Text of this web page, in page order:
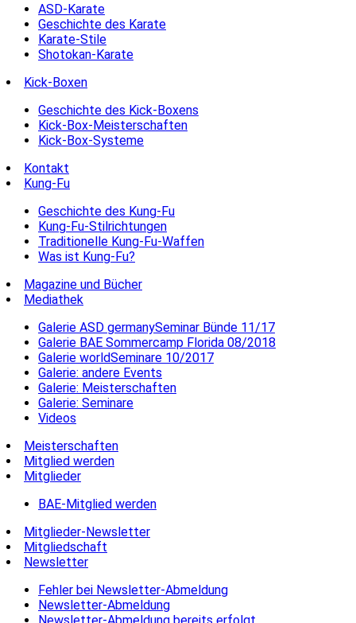
ASD-Karate
Geschichte des Karate
Karate-Stile
Shotokan-Karate
Kick-Boxen
Geschichte des Kick-Boxens
Kick-Box-Meisterschaften
Kick-Box-Systeme
Kontakt
Kung-Fu
Geschichte des Kung-Fu
Kung-Fu-Stilrichtungen
Traditionelle Kung-Fu-Waffen
Was ist Kung-Fu?
Magazine und Bücher
Mediathek
Galerie ASD germanySeminar Bünde 11/17
Galerie BAE Sommercamp Florida 08/2018
Galerie worldSeminare 10/2017
Galerie: andere Events
Galerie: Meisterschaften
Galerie: Seminare
Videos
Meisterschaften
Mitglied werden
Mitglieder
BAE-Mitglied werden
Mitglieder-Newsletter
Mitgliedschaft
Newsletter
Fehler bei Newsletter-Abmeldung
Newsletter-Abmeldung
Newsletter-Abmeldung bereits erfolgt